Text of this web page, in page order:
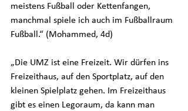
meistens Fußball oder Kettenfangen,
manchmal spiele ich auch im Fußballraum
Fußball.“ (Mohammed, 4d)
„Die UMZ ist eine Freizeit. Wir dürfen ins
Freizeithaus, auf den Sportplatz, auf den
kleinen Spielplatz gehen. Im Freizeithaus
gibt es einen Legoraum, da kann man